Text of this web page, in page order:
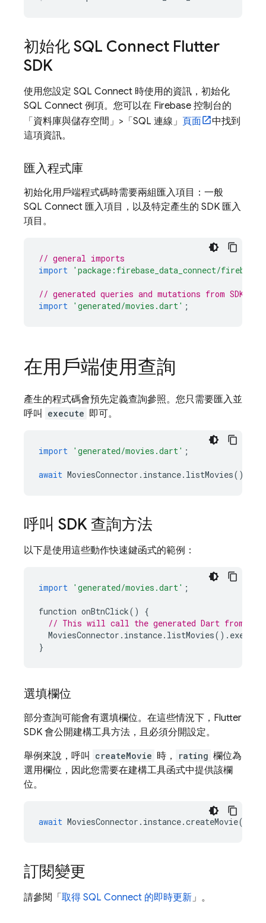
初始化SQL Connect Flutter
SDK
使用您設定 SQL Connect 時使用的資訊，初始化
SQL Connect 例項。您可以在 Firebase 控制台的
「資料庫與儲存空間」 >「SQL 連線」 頁面
中找到
這項資訊。
匯入程式庫
初始化用戶端程式碼時需要兩組匯入項目：一般
SQL Connect 匯入項目，以及特定產生的 SDK 匯入
項目。
// general imports
import 'package:firebase_data_connect/
// generated queries and mutations from SDK
import 'generated/movies.dart' ;
在用戶端使用查詢
產生的程式碼會預先定義查詢參照。您只需要匯入並
呼叫
execute 即可。
import 'generated/movies.dart' ;
await MoviesConnector . instance. listMovies().
呼叫 SDK 查詢方法
以下是使用這些動作快速鍵函式的範例：
import 'generated/movies.dart' ;
function onBtnClick()
{
// This will call the generated Dart from the
MoviesConnector . instance. listMovies(). execute
}
選填欄位
部分查詢可能會有選填欄位。在這些情況下，Flutter
SDK 會公開建構工具方法，且必須分開設定。
舉例來說，呼叫
createMovie 時， rating 欄位為
選用欄位，因此您需要在建構工具函式中提供該欄
位。
await MoviesConnector . instance.createMovie(
訂閱變更
請參閱「 取得 SQL Connect 的即時更新」。